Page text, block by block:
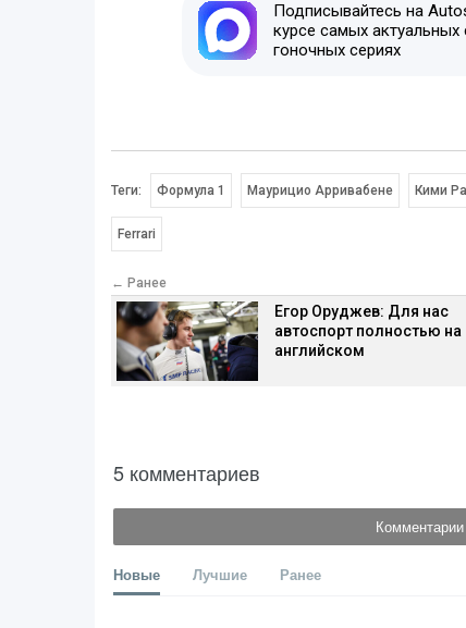
Подписывайтесь на
курсе самых
гоночных сериях
Теги: Формула 1 Маурицио Арривабене Кими
Ferrari
← Ранее
Егор Оруджев: Для нас
автоспорт полностью на
английском
5 комментариев
Новые Лучшие Ранее